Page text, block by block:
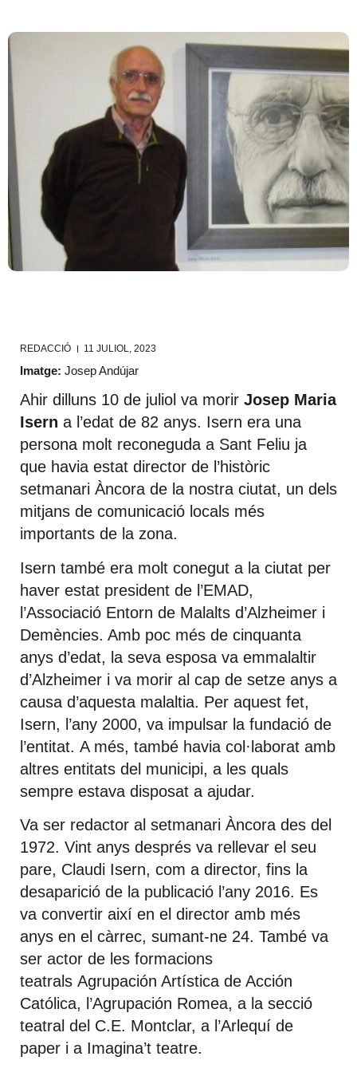
REDACCIÓ 11 JULIOL, 2023
Imatge: Josep Andújar
Ahir dilluns 10 de juliol va morir Josep Maria
Isern a l’edat de 82 anys. Isern era una
persona molt reconeguda a Sant Feliu ja
que havia estat director de l’històric
setmanari Àncora de la nostra ciutat, un dels
mitjans de comunicació locals més
importants de la zona.
Isern també era molt conegut a la ciutat per
haver estat president de l’EMAD,
l’Associació Entorn de Malalts d’Alzheimer i
Demències. Amb poc més de cinquanta
anys d’edat, la seva esposa va emmalaltir
d’Alzheimer i va morir al cap de setze anys a
causa d’aquesta malaltia. Per aquest fet,
Isern, l’any 2000, va impulsar la fundació de
l’entitat. A més, també havia col·laborat amb
altres entitats del municipi, a les quals
sempre estava disposat a ajudar.
Va ser redactor al setmanari Àncora des del
1972. Vint anys després va rellevar el seu
pare, Claudi Isern, com a director, fins la
desaparició de la publicació l’any 2016. Es
va convertir així en el director amb més
anys en el càrrec, sumant-ne 24. També va
ser actor de les formacions
teatrals Agrupación Artística de Acción
Católica, l’Agrupación Romea, a la secció
teatral del C.E. Montclar, a l’Arlequí de
paper i a Imagina’t teatre.